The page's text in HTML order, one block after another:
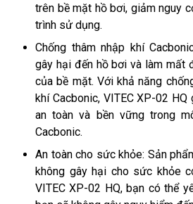
trên bề mặt hồ bơi, giảm nguy
trình sử dụng.
Chống thâm nhập khí
gây hại đến hồ bơi và làm mất
của bề mặt. Với khả năng
khí Cacbonic, VITEC XP-02
an toàn và bền vững trong
Cacbonic.
An toàn cho sức khỏe: Sản
không gây hại cho sức khỏe
VITEC XP-02 HQ, bạn có thể